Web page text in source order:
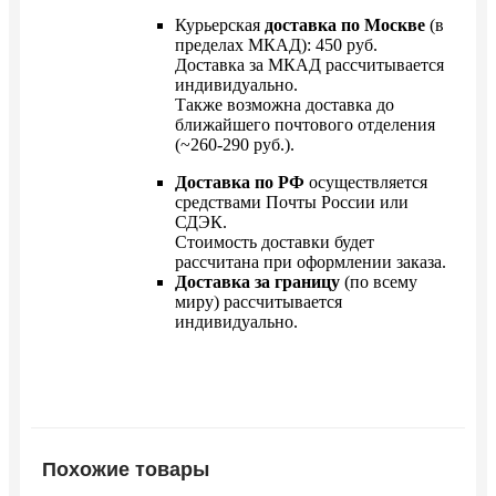
Курьерская доставка по Москве (в
пределах МКАД): 450 руб.
Доставка за МКАД рассчитывается
индивидуально.
Также возможна доставка до
ближайшего почтового отделения
(~260-290 руб.).
Доставка по РФ осуществляется
средствами Почты России или
СДЭК.
Стоимость доставки будет
рассчитана при оформлении заказа.
Доставка за границу (по всему
миру) рассчитывается
индивидуально.
Похожие товары